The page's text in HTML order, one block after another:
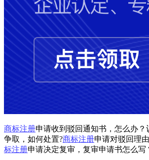
商标注册申请收到驳回通知书，怎么办
争取，如何处置?商标注册申请对驳回理
标注册申请决定复审，复审申请书怎么写